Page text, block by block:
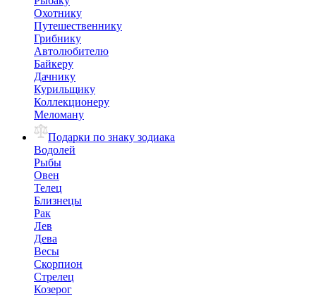
Охотнику
Путешественнику
Грибнику
Автолюбителю
Байкеру
Дачнику
Курильщику
Коллекционеру
Меломану
Подарки по знаку зодиака
Водолей
Рыбы
Овен
Телец
Близнецы
Рак
Лев
Дева
Весы
Скорпион
Стрелец
Козерог